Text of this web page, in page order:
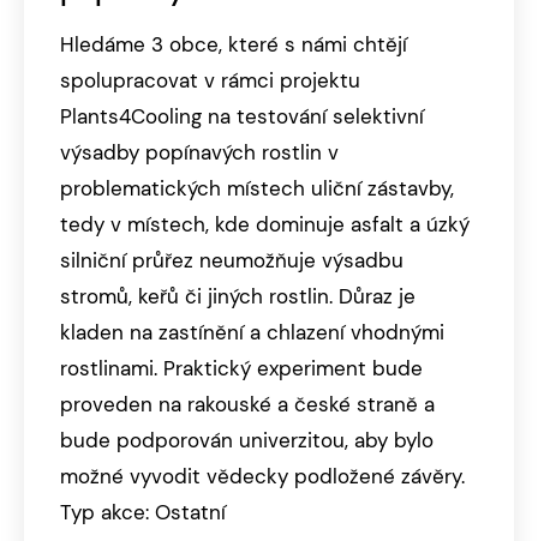
Hledáme 3 obce, které s námi chtějí
spolupracovat v rámci projektu
Plants4Cooling na testování selektivní
výsadby popínavých rostlin v
problematických místech uliční zástavby,
tedy v místech, kde dominuje asfalt a úzký
silniční průřez neumožňuje výsadbu
stromů, keřů či jiných rostlin. Důraz je
kladen na zastínění a chlazení vhodnými
rostlinami. Praktický experiment bude
proveden na rakouské a české straně a
bude podporován univerzitou, aby bylo
možné vyvodit vědecky podložené závěry.
Typ akce: Ostatní